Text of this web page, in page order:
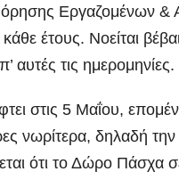
Εργαζομένων &
έτους. Νοείται
αυτές τις ημερομηνίες.
στις 5 Μαΐου,
νωρίτερα, δηλαδή την
ότι το Δώρο Πάσχα